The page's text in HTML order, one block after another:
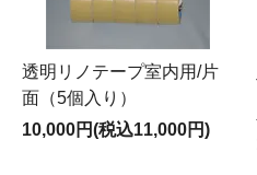
透明リノテープ室内用/片
面（5個入り）
10,000円(税込11,000円)